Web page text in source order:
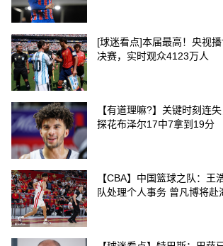
[球迷看点]本届最高！央视
决赛，实时观众4123万人
【有道理嘛?】关键时刻连失
探花布泽尔17中7拿到19分
【CBA】中国篮球之队：王
队处理个人事务 曾凡博将赴